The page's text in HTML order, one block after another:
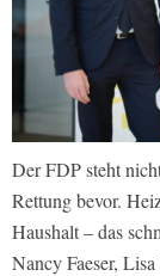
Der FDP steht
Rettung bevor.
Haushalt – das
Nancy Faeser,